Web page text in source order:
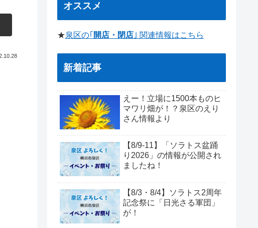
オススメ
★泉区の｢ 開店・閉店 ｣ 関連情報はこちら
新着記事
えー！立場に1500本ものヒ
マワリ畑が！？泉区のえり
さん情報より
【8/9-11】「ソラトス盆踊
り2026」の情報が公開され
ましたね！
【8/3・8/4】ソラトス2周年
記念祭に「日光さる軍団」
が！